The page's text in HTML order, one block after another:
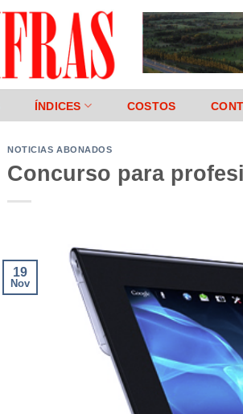
ÍNDICES COSTOS
NOTICIAS ABONADOS
Concurso para
19
Nov